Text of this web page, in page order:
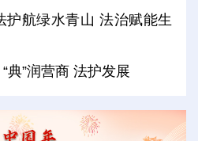
护航绿水青山 法治赋能生
典”润营商 法护发展